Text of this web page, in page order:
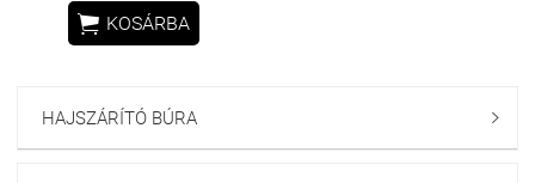
 KOSÁRBA
HAJSZÁRÍTÓ BÚRA 